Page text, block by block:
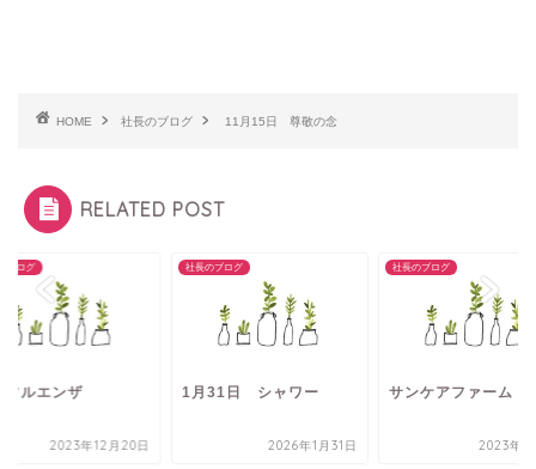
HOME 社長のブログ 11月15日 尊敬の念
RELATED POST
ブログ
フルエンザ
2023年12月20日
社長のブログ
1月31日 シャワー
2026年1月31日
社長のブログ
サンケアファーム
2023年2